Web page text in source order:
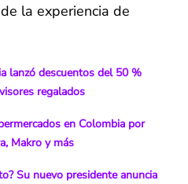
la experiencia de
lanzó descuentos del 50 %
regalados
en Colombia por
Makro y más
Su nuevo presidente anuncia